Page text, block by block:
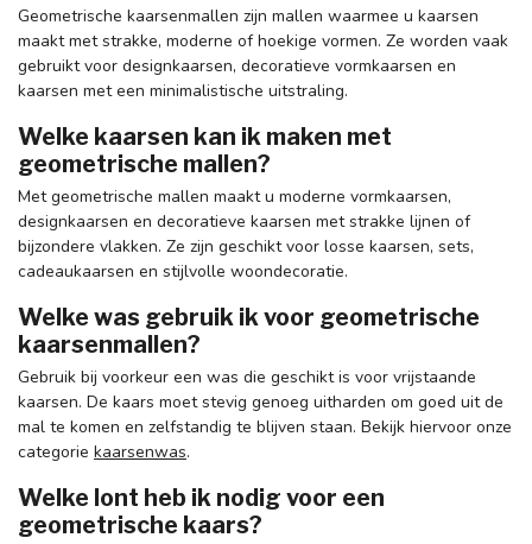
Geometrische kaarsenmallen zijn mallen waarmee u kaarsen
maakt met strakke, moderne of hoekige vormen. Ze worden vaak
gebruikt voor designkaarsen, decoratieve vormkaarsen en
kaarsen met een minimalistische uitstraling.
Welke kaarsen kan ik maken met
geometrische mallen?
Met geometrische mallen maakt u moderne vormkaarsen,
designkaarsen en decoratieve kaarsen met strakke lijnen of
bijzondere vlakken. Ze zijn geschikt voor losse kaarsen, sets,
cadeaukaarsen en stijlvolle woondecoratie.
Welke was gebruik ik voor geometrische
kaarsenmallen?
Gebruik bij voorkeur een was die geschikt is voor vrijstaande
kaarsen. De kaars moet stevig genoeg uitharden om goed uit de
mal te komen en zelfstandig te blijven staan. Bekijk hiervoor onze
categorie kaarsenwas.
Welke lont heb ik nodig voor een
geometrische kaars?